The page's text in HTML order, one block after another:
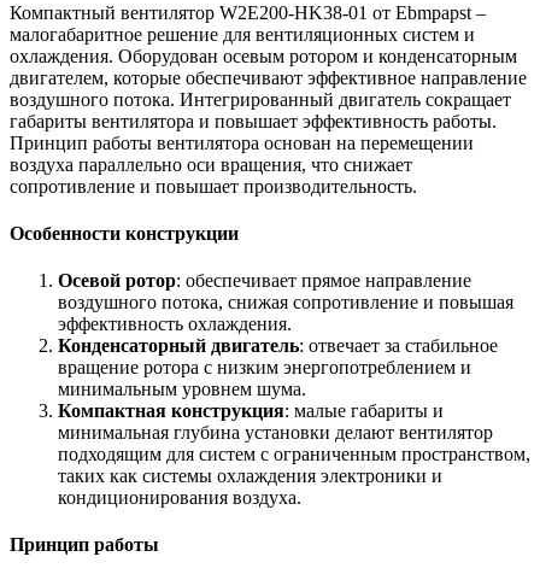
Компактный вентилятор W2E200-HK38-01 от Ebmpapst –
малогабаритное решение для вентиляционных систем и
охлаждения. Оборудован осевым ротором и конденсаторным
двигателем, которые обеспечивают эффективное направление
воздушного потока. Интегрированный двигатель сокращает
габариты вентилятора и повышает эффективность работы.
Принцип работы вентилятора основан на перемещении
воздуха параллельно оси вращения, что снижает
сопротивление и повышает производительность.
Особенности конструкции
Осевой ротор: обеспечивает прямое направление
воздушного потока, снижая сопротивление и повышая
эффективность охлаждения.
Конденсаторный двигатель: отвечает за стабильное
вращение ротора с низким энергопотреблением и
минимальным уровнем шума.
Компактная конструкция: малые габариты и
минимальная глубина установки делают вентилятор
подходящим для систем с ограниченным пространством,
таких как системы охлаждения электроники и
кондиционирования воздуха.
Принцип работы